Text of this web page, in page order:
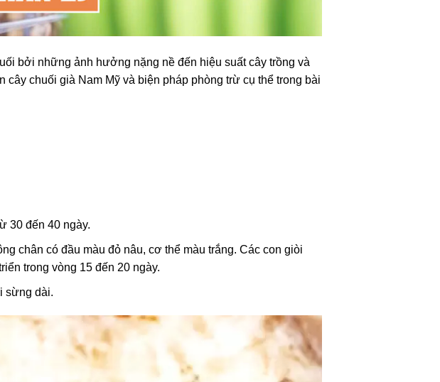
bởi những ảnh hưởng nặng nề đến hiệu suất cây trồng và
chuối già Nam Mỹ và biện pháp phòng trừ cụ thể trong bài
30 đến 40 ngày.
chân có đầu màu đỏ nâu, cơ thể màu trắng. Các con giòi
trong vòng 15 đến 20 ngày.
sừng dài.